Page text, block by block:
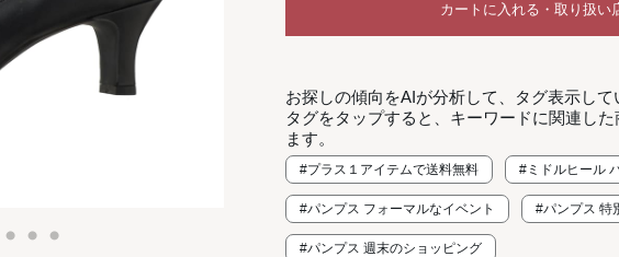
カートに入れる・取り扱い
お探しの傾向をAIが分析して、タグ表示して
タグをタップすると、キーワードに関連し
ます。
#プラス１アイテムで送料無料 #ミドルヒール
#パンプス フォーマルなイベント #パンプス 特
#パンプス 週末のショッピング